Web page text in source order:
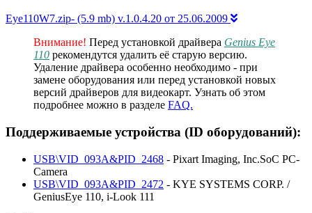
Eye110W7.zip- (5.9 mb) v.1.0.4.20 от 25.06.2009
Внимание! Перед установкой драйвера Genius Eye
110 рекомендутся удалить её старую версию.
Удаление драйвера особенно необходимо - при
замене оборудования или перед установкой новых
версий драйверов для видеокарт. Узнать об этом
подробнее можно в разделе FAQ.
Поддерживаемые устройства (ID оборудований):
USB\VID_093A&PID_2468 - Pixart Imaging, Inc.SoC PC-
Camera
USB\VID_093A&PID_2472 - KYE SYSTEMS CORP. /
GeniusEye 110, i-Look 111